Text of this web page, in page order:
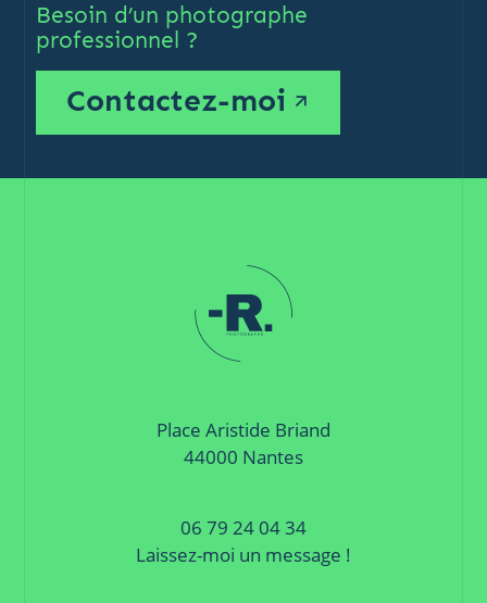
Besoin d’un photographe
professionnel ?
Contactez-moi
Place Aristide Briand
44000 Nantes
06 79 24 04 34
Laissez-moi un message !